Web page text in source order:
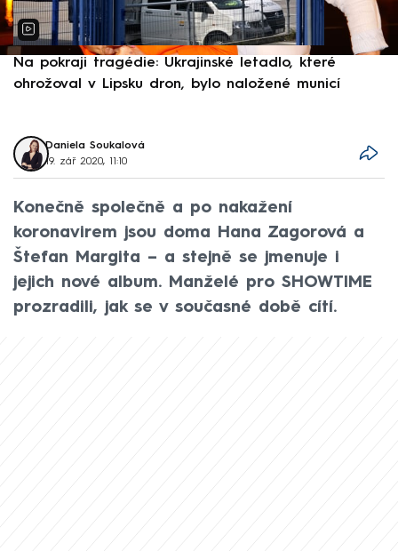
Na pokraji tragédie: Ukrajinské letadlo, které
ohrožoval v Lipsku dron, bylo naložené municí
Daniela Soukalová
19. zář 2020, 11:10
Konečně společně a po nakažení
koronavirem jsou doma Hana Zagorová a
Štefan Margita – a stejně se jmenuje i
jejich nové album. Manželé pro SHOWTIME
prozradili, jak se v současné době cítí.